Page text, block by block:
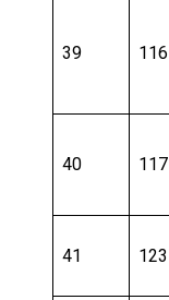
39 116
40 117
41 123